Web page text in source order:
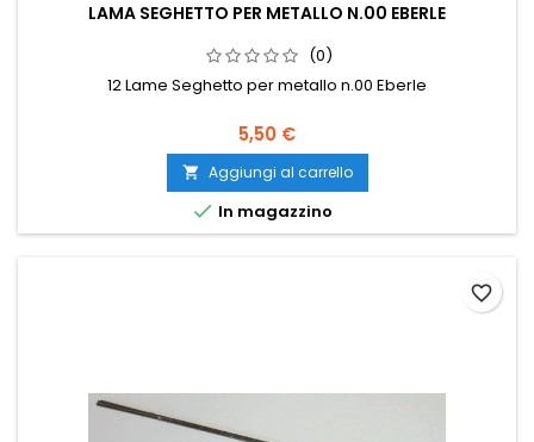
LAMA SEGHETTO PER METALLO N.00 EBERLE
(0)
12 Lame Seghetto per metallo n.00 Eberle
5,50 €
 Aggiungi al carrello
 In magazzino
favorite_border